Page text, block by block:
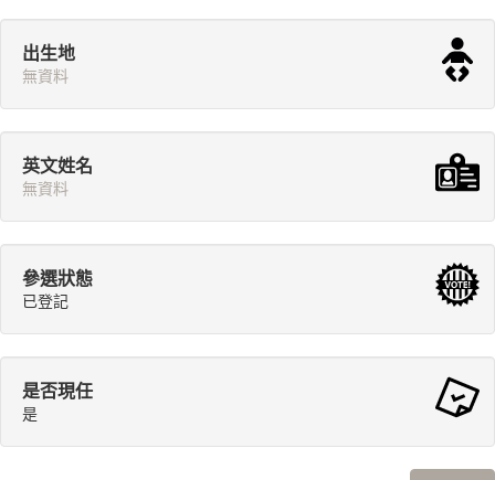
出生地
無資料
英文姓名
無資料
參選狀態
已登記
是否現任
是